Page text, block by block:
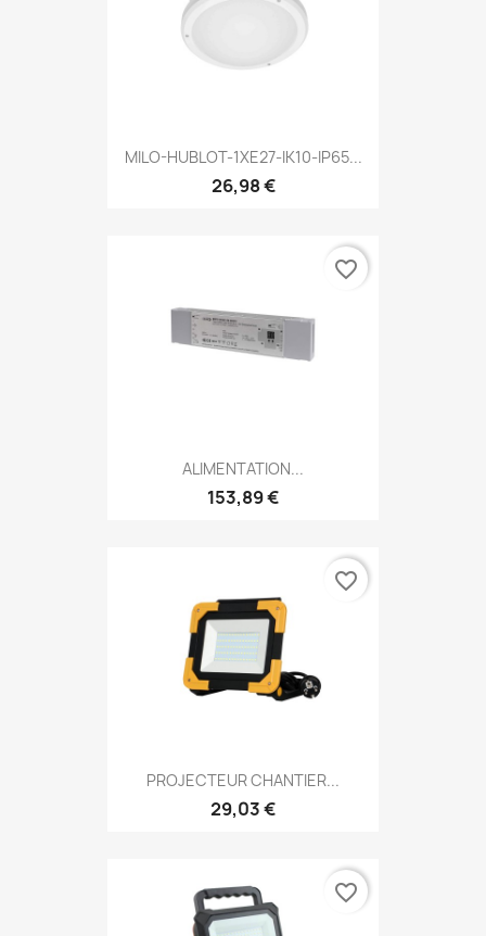
MILO-HUBLOT-1XE27-IK10-IP65...
26,98 €
ALIMENTATION...
153,89 €
favorite_border
PROJECTEUR CHANTIER...
29,03 €
favorite_border
favorite_border